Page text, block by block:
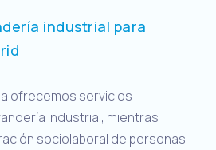
industrial para
ofrecemos servicios
industrial, mientras
sociolaboral de personas